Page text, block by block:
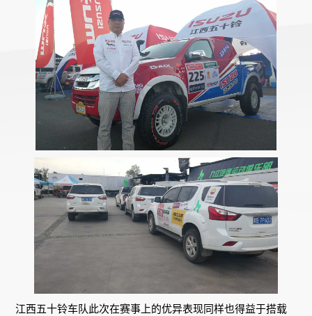
江西五十铃车队此次在赛事上的优异表现同样也得益于搭载